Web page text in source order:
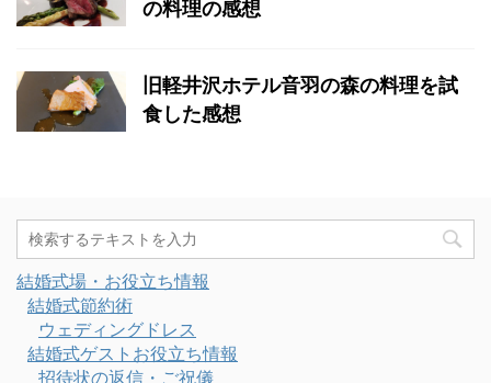
の料理の感想
旧軽井沢ホテル音羽の森の料理を試
食した感想
結婚式場・お役立ち情報
結婚式節約術
ウェディングドレス
結婚式ゲストお役立ち情報
招待状の返信・ご祝儀